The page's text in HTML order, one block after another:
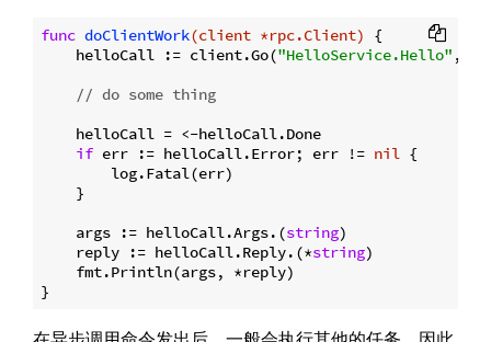
func doClientWork(client *rpc.Client)
{
    helloCall := client.Go(
"HelloService.Hello" ,
// do some thing
    helloCall = <-helloCall.Done
if err := helloCall.Error; err != nil {
        log.Fatal(err)
    }
    args := helloCall.Args.(
string)
    reply := helloCall.Reply.(*
string)
    fmt.Println(args, *reply)